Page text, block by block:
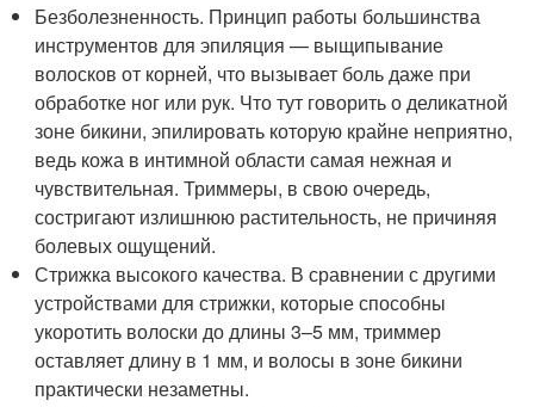
Безболезненность. Принцип работы большинства
инструментов для эпиляция — выщипывание
волосков от корней, что вызывает боль даже при
обработке ног или рук. Что тут говорить о деликатной
зоне бикини, эпилировать которую крайне неприятно,
ведь кожа в интимной области самая нежная и
чувствительная. Триммеры, в свою очередь,
состригают излишнюю растительность, не причиняя
болевых ощущений.
Стрижка высокого качества. В сравнении с другими
устройствами для стрижки, которые способны
укоротить волоски до длины 3–5 мм, триммер
оставляет длину в 1 мм, и волосы в зоне бикини
практически незаметны.